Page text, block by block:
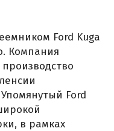
Ford Kuga
Компания
Ford
в рамках